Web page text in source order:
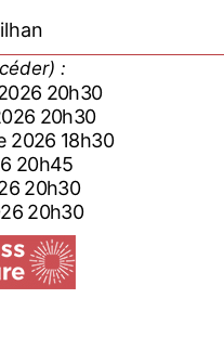
:
20h30
20h30
2026 18h30
20h45
20h30
20h30